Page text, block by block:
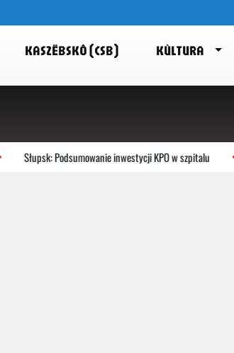
KASZËBSKÔ (CSB) KÙLTURA
Słupsk: Podsumowanie inwestycji KPO w szpitalu